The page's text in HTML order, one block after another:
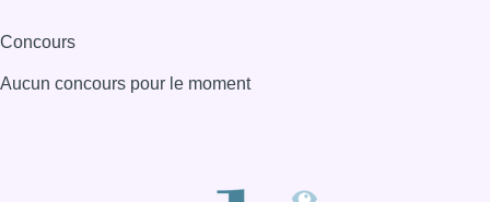
Concours
Aucun concours pour le moment